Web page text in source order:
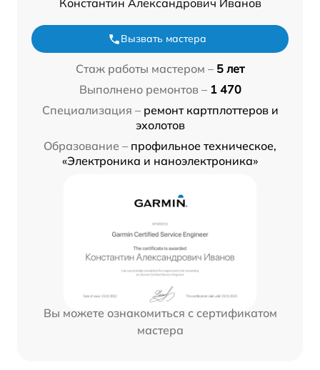
Константин Александрович Иванов
Вызвать мастера
Стаж работы мастером – 5 лет
Выполнено ремонтов – 1 470
Специализация – ремонт картплоттеров и
эхолотов
Образование – профильное техническое,
«Электроника и наноэлектроника»
Вы можете ознакомиться с сертификатом
мастера